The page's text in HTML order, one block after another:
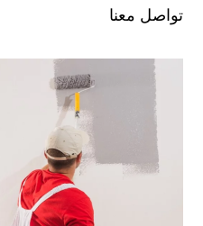
تواصل معنا